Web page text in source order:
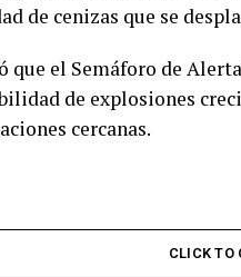
de cenizas que se
que el Semáforo de
de explosiones
cercanas.
CLICK TO